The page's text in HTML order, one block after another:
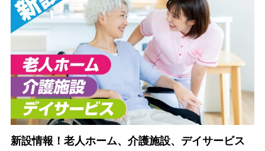
新設情報！老人ホーム、介護施設、デイサービス